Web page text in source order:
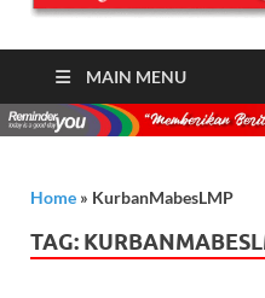
MAIN MENU
Home » KurbanMabesLMP
TAG: